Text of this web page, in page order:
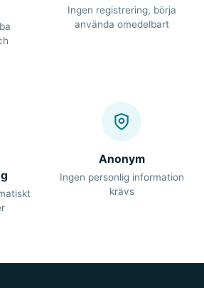
Ingen registrering, börja
använda omedelbart
Anonym
Ingen personlig information
krävs